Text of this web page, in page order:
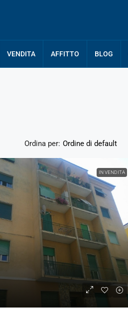
VENDITA AFFITTO BLOG
Ordina per: Ordine di default
IN VENDITA